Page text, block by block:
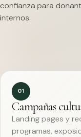
confianza para
internos.
01
Campañas
Landing pages y
programas,